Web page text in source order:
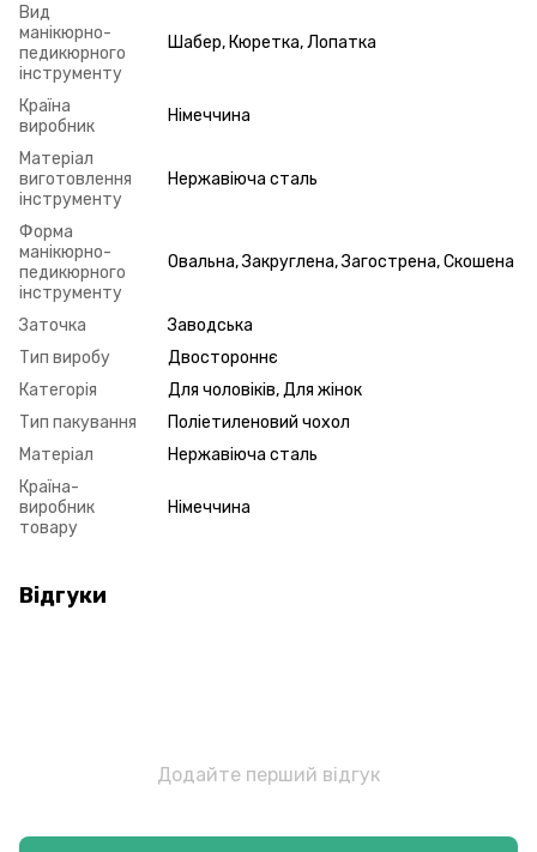
Вид
манікюрно-
педикюрного
інструменту
Шабер, Кюретка, Лопатка
Країна
виробник
Німеччина
Матеріал
виготовлення
інструменту
Нержавіюча сталь
Форма
манікюрно-
педикюрного
інструменту
Овальна, Закруглена, Загострена, Скошена
Заточка
Заводська
Тип виробу
Двостороннє
Категорія
Для чоловіків, Для жінок
Тип пакування
Поліетиленовий чохол
Матеріал
Нержавіюча сталь
Країна-
виробник
товару
Німеччина
Відгуки
Додайте перший відгук